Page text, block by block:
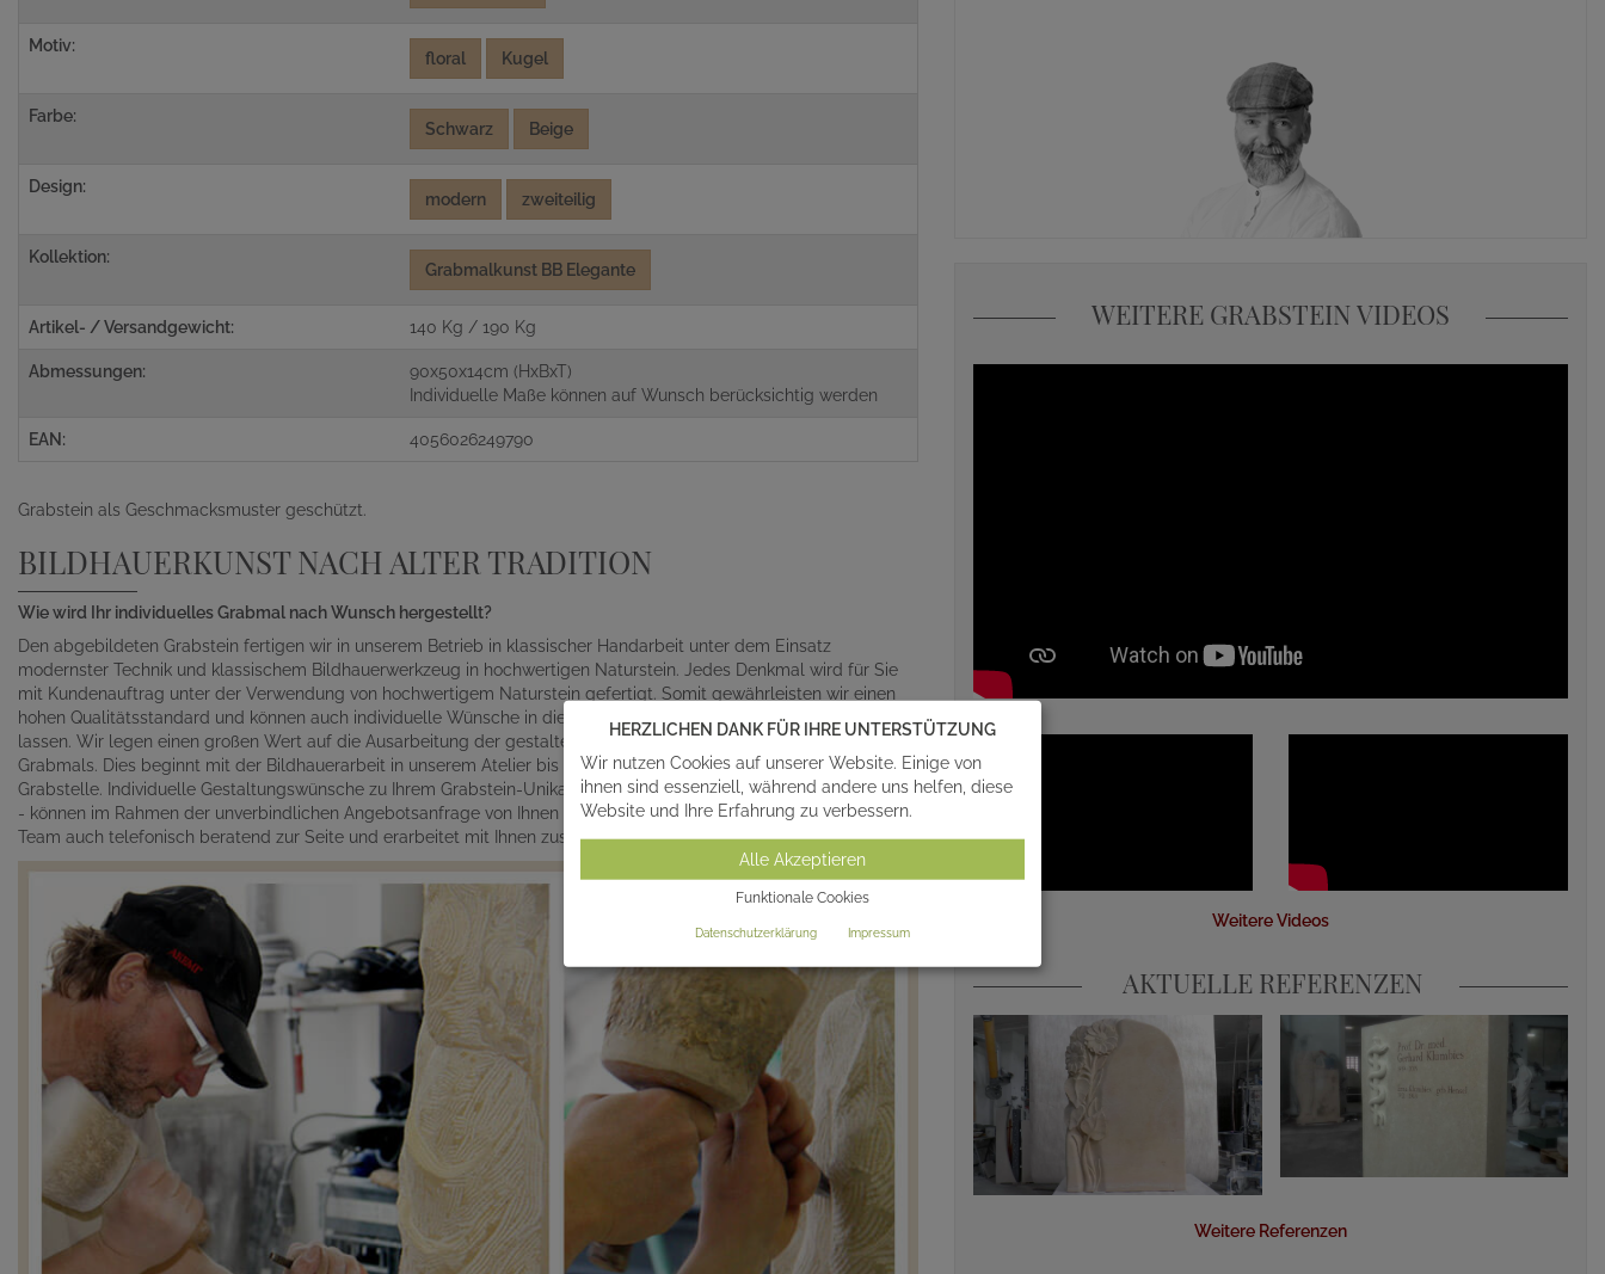
Motiv:
floral Kugel
Farbe:
Schwarz Beige
Design:
modern zweiteilig
Kollektion:
Grabmalkunst BB Elegante
Artikel- / Versandgewicht: 140 Kg / 190 Kg
Abmessungen:
90x50x14cm (HxBxT)
Individuelle Maße können auf Wunsch berücksichtig werden
EAN: 4056026249790
Grabstein als Geschmacksmuster geschützt.
BILDHAUERKUNST NACH ALTER TRADITION
Wie wird Ihr individuelles Grabmal nach Wunsch hergestellt?
Den abgebildeten Grabstein fertigen wir in unserem Betrieb in klassischer Handarbeit unter dem Einsatz
modernster Technik und klassischem Bildhauerwerkzeug in hochwertigen Naturstein. Jedes Denkmal wird für Sie
mit Kundenauftrag unter der Verwendung von hochwertigem Naturstein gefertigt. Somit gewährleisten wir einen
hohen Qualitätsstandard und können auch individuelle Wünsche in die Gestaltung Ihres Grabsteins mit einfließen
lassen. Wir legen einen großen Wert auf die Ausarbeitung der gestalterischen Details und Feinheiten des
Grabmals. Dies beginnt mit der Bildhauerarbeit in unserem Atelier bis zum abschließenden Aufbau auf der
Grabstelle. Individuelle Gestaltungswünsche zu Ihrem Grabstein-Unikat, egal ob Beschriftung, Design oder Material
- können im Rahmen der unverbindlichen Angebotsanfrage von Ihnen mit angefragt werden. Gern steht Ihnen unser
Team auch telefonisch beratend zur Seite und erarbeitet mit Ihnen zusammen einen individuellen Grabmalentwurf.
WEITERE GRABSTEIN VIDEOS
Weitere Videos
AKTUELLE REFERENZEN
Weitere Referenzen
HERZLICHEN DANK FÜR IHRE UNTERSTÜTZUNG
Wir nutzen Cookies auf unserer Website. Einige von
ihnen sind essenziell, während andere uns helfen, diese
Website und Ihre Erfahrung zu verbessern.
Alle Akzeptieren
Funktionale Cookies
Datenschutzerklärung Impressum